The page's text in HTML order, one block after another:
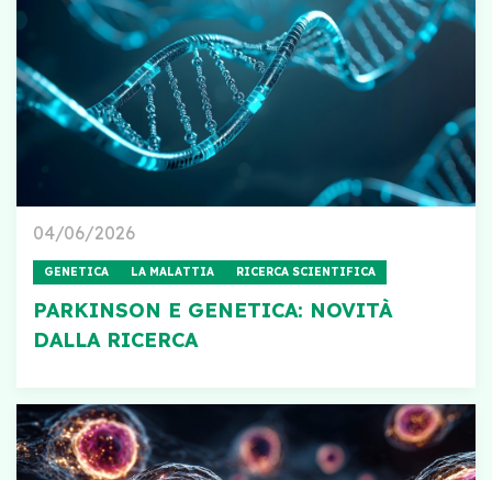
04/06/2026
GENETICA LA MALATTIA RICERCA SCIENTIFICA
PARKINSON E GENETICA: NOVITÀ
DALLA RICERCA